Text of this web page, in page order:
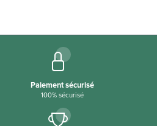
Paiement sécurisé
100% sécurisé